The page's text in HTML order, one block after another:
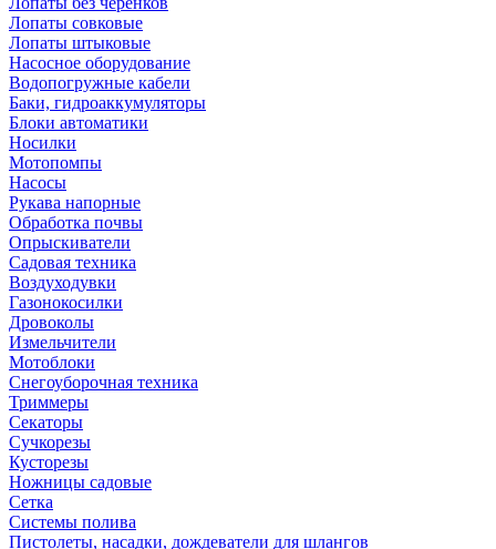
Лопаты совковые
Лопаты штыковые
Насосное оборудование
Водопогружные кабели
Баки, гидроаккумуляторы
Блоки автоматики
Носилки
Мотопомпы
Насосы
Рукава напорные
Обработка почвы
Опрыскиватели
Садовая техника
Воздуходувки
Газонокосилки
Дровоколы
Измельчители
Мотоблоки
Снегоуборочная техника
Триммеры
Секаторы
Сучкорезы
Кусторезы
Ножницы садовые
Сетка
Системы полива
Пистолеты, насадки, дождеватели для шлангов